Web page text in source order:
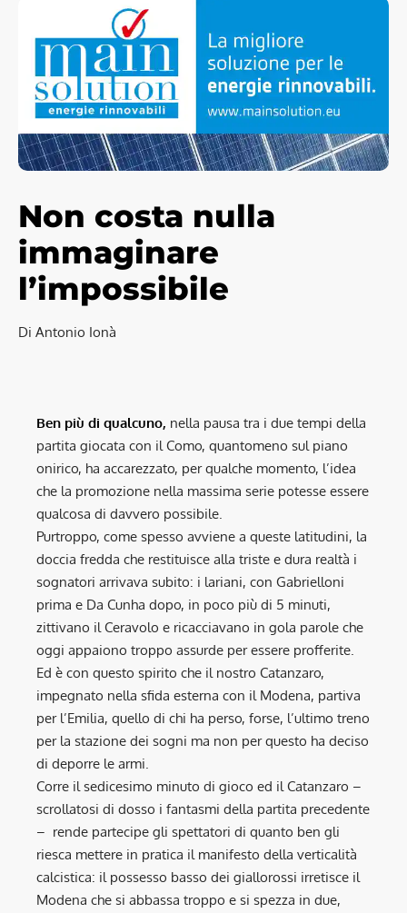
Non costa nulla
immaginare
l’impossibile
Di Antonio Ionà
Ben più di qualcuno, nella pausa tra i due tempi della
partita giocata con il Como, quantomeno sul piano
onirico, ha accarezzato, per qualche momento, l’idea
che la promozione nella massima serie potesse essere
qualcosa di davvero possibile.
Purtroppo, come spesso avviene a queste latitudini, la
doccia fredda che restituisce alla triste e dura realtà i
sognatori arrivava subito: i lariani, con Gabrielloni
prima e Da Cunha dopo, in poco più di 5 minuti,
zittivano il Ceravolo e ricacciavano in gola parole che
oggi appaiono troppo assurde per essere profferite.
Ed è con questo spirito che il nostro Catanzaro,
impegnato nella sfida esterna con il Modena, partiva
per l’Emilia, quello di chi ha perso, forse, l’ultimo treno
per la stazione dei sogni ma non per questo ha deciso
di deporre le armi.
Corre il sedicesimo minuto di gioco ed il Catanzaro –
scrollatosi di dosso i fantasmi della partita precedente
– rende partecipe gli spettatori di quanto ben gli
riesca mettere in pratica il manifesto della verticalità
calcistica: il possesso basso dei giallorossi irretisce il
Modena che si abbassa troppo e si spezza in due,